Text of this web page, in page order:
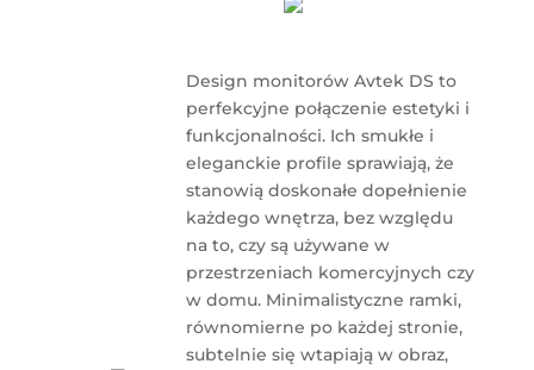
Design monitorów Avtek DS to
perfekcyjne połączenie estetyki i
funkcjonalności. Ich smukłe i
eleganckie profile sprawiają, że
stanowią doskonałe dopełnienie
każdego wnętrza, bez względu
na to, czy są używane w
przestrzeniach komercyjnych czy
w domu. Minimalistyczne ramki,
równomierne po każdej stronie,
subtelnie się wtapiają w obraz,